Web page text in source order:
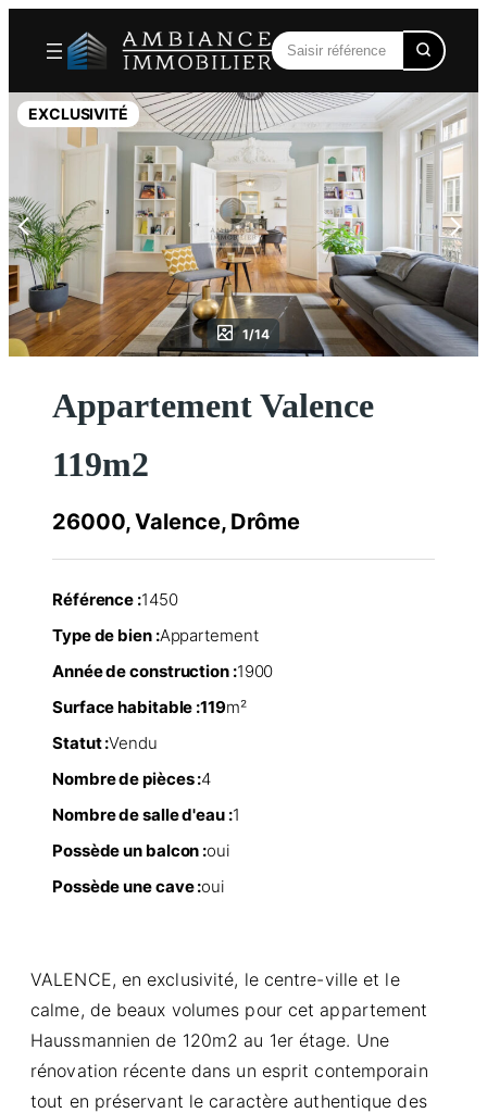
contenu
EXCLUSIVITÉ
1/14
Appartement Valence
119m2
26000, Valence, Drôme
Référence :1450
Type de bien :Appartement
Année de construction :1900
Surface habitable :119m²
Statut :Vendu
Nombre de pièces :4
Nombre de salle d'eau :1
Possède un balcon :oui
Possède une cave :oui
VALENCE, en exclusivité, le centre-ville et le
calme, de beaux volumes pour cet appartement
Haussmannien de 120m2 au 1er étage. Une
rénovation récente dans un esprit contemporain
tout en préservant le caractère authentique des